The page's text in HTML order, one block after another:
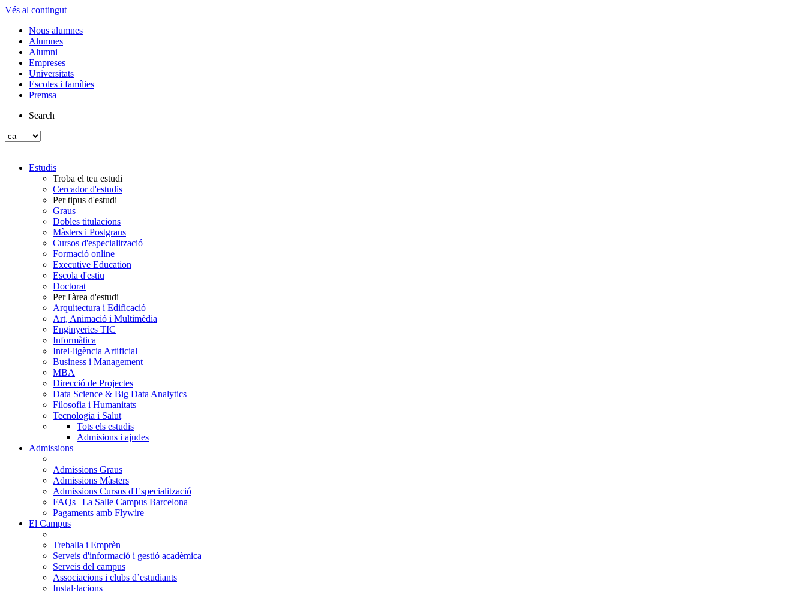
Vés al contingut
Nous alumnes
Alumnes
Alumni
Empreses
Universitats
Escoles i famílies
Premsa
Search
Estudis
Troba el teu estudi
Cercador d'estudis
Per tipus d'estudi
Graus
Dobles titulacions
Màsters i Postgraus
Cursos d'especialització
Formació online
Executive Education
Escola d'estiu
Doctorat
Per l'àrea d'estudi
Arquitectura i Edificació
Art, Animació i Multimèdia
Enginyeries TIC
Informàtica
Intel·ligència Artificial
Business i Management
MBA
Direcció de Projectes
Data Science & Big Data Analytics
Filosofia i Humanitats
Tecnologia i Salut
Tots els estudis
Admisions i ajudes
Admissions
Admissions Graus
Admissions Màsters
Admissions Cursos d'Especialització
FAQs | La Salle Campus Barcelona
Pagaments amb Flywire
El Campus
Treballa i Emprèn
Serveis d'informació i gestió acadèmica
Serveis del campus
Associacions i clubs d’estudiants
Instal·lacions